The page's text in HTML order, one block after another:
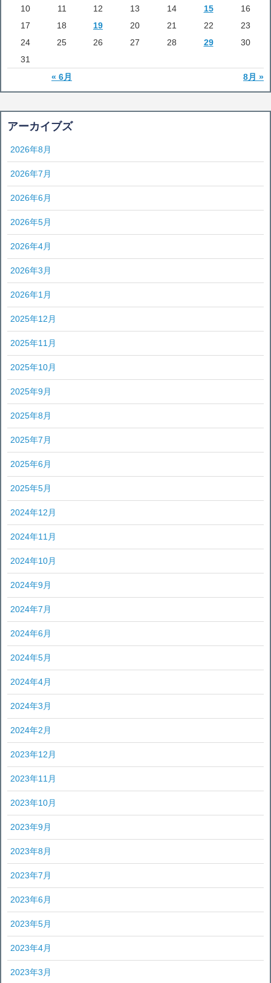
« 6月 8月 »
10 11 12 13 14 15
16
17
18 19 20 21 22
23
24
25 26 27 28 29
30
31
アーカイブズ
2026年8月
2026年7月
2026年6月
2026年5月
2026年4月
2026年3月
2026年1月
2025年12月
2025年11月
2025年10月
2025年9月
2025年8月
2025年7月
2025年6月
2025年5月
2024年12月
2024年11月
2024年10月
2024年9月
2024年7月
2024年6月
2024年5月
2024年4月
2024年3月
2024年2月
2023年12月
2023年11月
2023年10月
2023年9月
2023年8月
2023年7月
2023年6月
2023年5月
2023年4月
2023年3月